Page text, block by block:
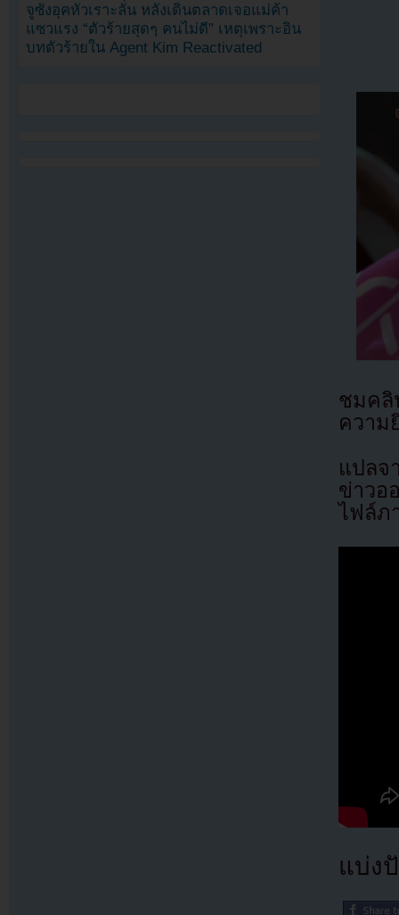
ชมค
ความ
แปลจ
ข่าว
ไฟล์ภ
แบ่ง
จูซังอุคหัวเราะลั่น หลังเดินตลาดเจอแม่ค้า
แซวแรง “ตัวร้ายสุดๆ คนไม่ดี” เหตุเพราะอิน
บทตัวร้ายใน Agent Kim Reactivated